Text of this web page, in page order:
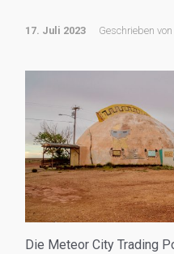
17. Juli 2023 Geschrieben von
Die Meteor City Trading